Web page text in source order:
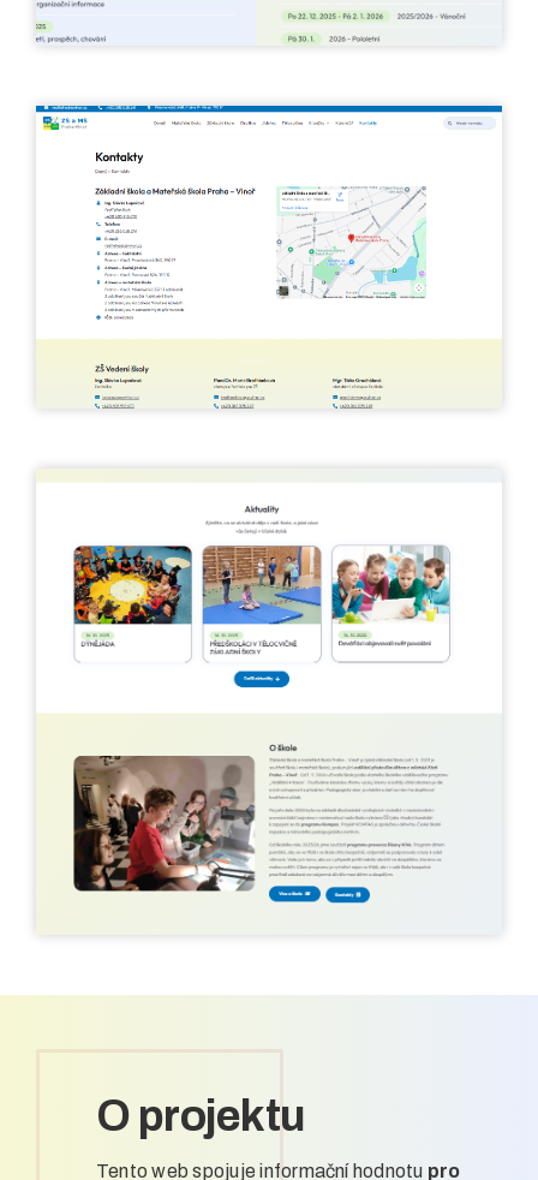
O projektu
Tento web spojuje informační hodnotu pro